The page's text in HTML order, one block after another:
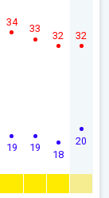
19
34
19
33
18
32
20
32